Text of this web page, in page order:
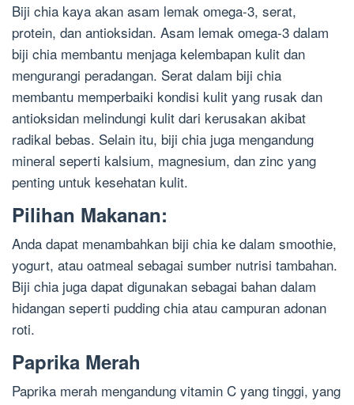
Biji chia kaya akan asam lemak omega-3, serat,
protein, dan antioksidan. Asam lemak omega-3 dalam
biji chia membantu menjaga kelembapan kulit dan
mengurangi peradangan. Serat dalam biji chia
membantu memperbaiki kondisi kulit yang rusak dan
antioksidan melindungi kulit dari kerusakan akibat
radikal bebas. Selain itu, biji chia juga mengandung
mineral seperti kalsium, magnesium, dan zinc yang
penting untuk kesehatan kulit.
Pilihan Makanan:
Anda dapat menambahkan biji chia ke dalam smoothie,
yogurt, atau oatmeal sebagai sumber nutrisi tambahan.
Biji chia juga dapat digunakan sebagai bahan dalam
hidangan seperti pudding chia atau campuran adonan
roti.
Paprika Merah
Paprika merah mengandung vitamin C yang tinggi, yang